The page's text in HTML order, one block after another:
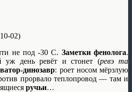
не под -30 С. Заметки фенолога.
день ревёт и стонет (ревэ та
динозавр: роет носом мёрзлую
прорвало теплопровод — там и
ручьи…